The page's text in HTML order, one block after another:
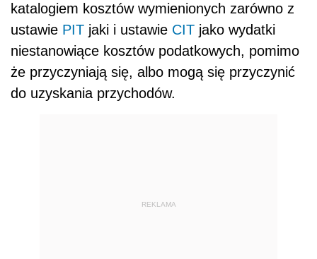
katalogiem kosztów wymienionych zarówno z
ustawie PIT jaki i ustawie CIT jako wydatki
niestanowiące kosztów podatkowych, pomimo
że przyczyniają się, albo mogą się przyczynić
do uzyskania przychodów.
REKLAMA